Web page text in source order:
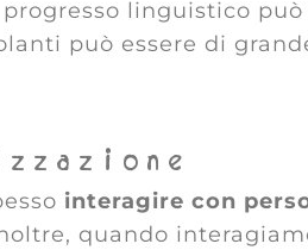
linguistico
può essere di
interagire con
quando